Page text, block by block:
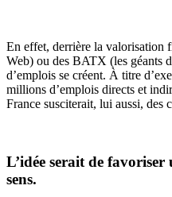
En effet, derrière la valorisation
Web) ou des BATX (les géants
d’emplois se créent. À titre
millions d’emplois directs et
France susciterait, lui aussi, des
L’idée serait de
sens.